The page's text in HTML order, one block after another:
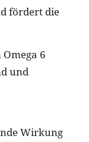
fördert die
6
und
Wirkung